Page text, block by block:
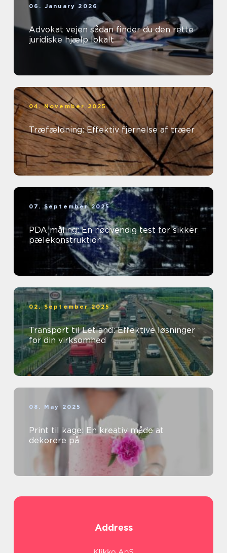
06. January 2026
Advokat vejen sådan finder du den rette
juridiske hjælp lokalt
04. November 2025
Træfældning: Effektiv fjernelse af træer
07. September 2025
PDA måling: En nødvendig test for sikker
pælekonstruktion
02. September 2025
Transport til Letland: Effektive løsninger
for din virksomhed
08. May 2025
Print til kage: En kreativ måde at
dekorere på
Address